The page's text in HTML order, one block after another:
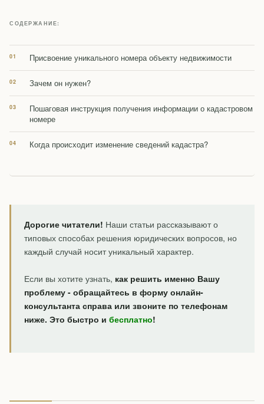
СОДЕРЖАНИЕ:
Присвоение уникального номера объекту недвижимости
Зачем он нужен?
Пошаговая инструкция получения информации о кадастровом
номере
Когда происходит изменение сведений кадастра?
Дорогие читатели! Наши статьи рассказывают о
типовых способах решения юридических вопросов, но
каждый случай носит уникальный характер.
Если вы хотите узнать, как решить именно Вашу
проблему - обращайтесь в форму онлайн-
консультанта справа или звоните по телефонам
ниже. Это быстро и бесплатно!